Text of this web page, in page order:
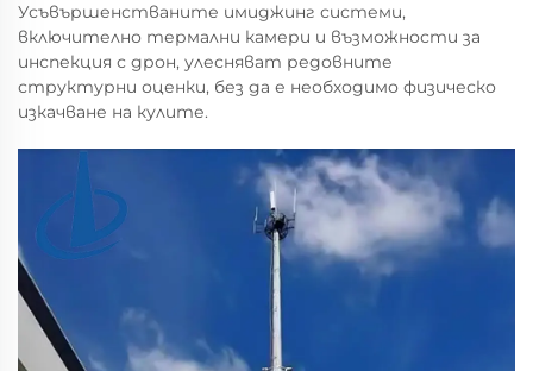
Усъвършенстваните имиджинг системи,
включително термални камери и възможности за
инспекция с дрон, улесняват редовните
структурни оценки, без да е необходимо физическо
изкачване на кулите.